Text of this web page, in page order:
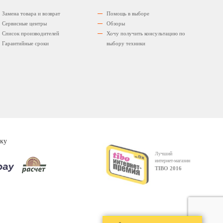
Замена товара и возврат
Сервисные центры
Список производителей
Гарантийные сроки
Помощь в выборе
Обзоры
Хочу получить консультацию по
выбору техники
Лучший
интернет-магазин
TIBO 2016